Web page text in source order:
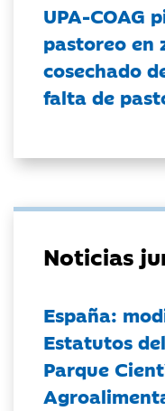
UPA-COAG
pastoreo en
cosechado
falta de
Noticias
España:
Estatutos
Parque